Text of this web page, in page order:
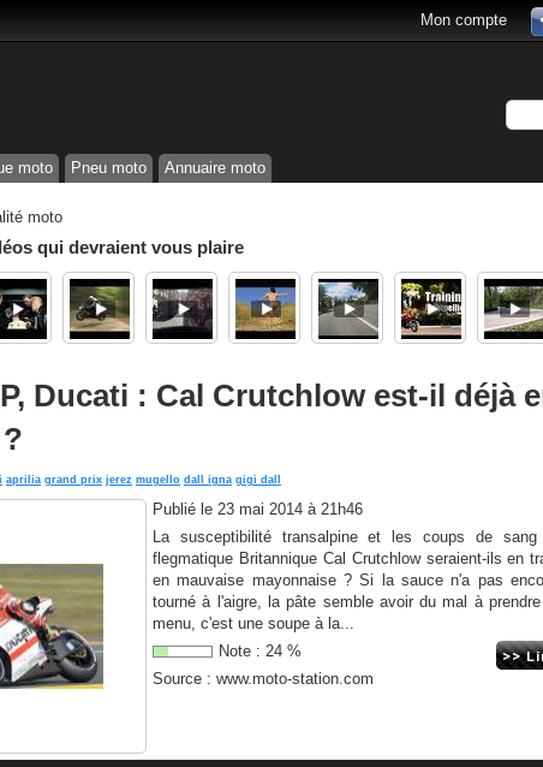
Mon compte
moto Pneu moto Annuaire moto
moto
qui devraient vous plaire
Ducati : Cal Crutchlow est-il déjà
aprilia grand prix jerez mugello dall igna gigi dall
Publié le 23 mai 2014 à 21h46
La susceptibilité transalpine et les coups de
flegmatique Britannique Cal Crutchlow seraient-ils en
en mauvaise mayonnaise ? Si la sauce n'a pas
tourné à l'aigre, la pâte semble avoir du mal à
menu, c'est une soupe à la...
Note : 24 %
Source : www.moto-station.com